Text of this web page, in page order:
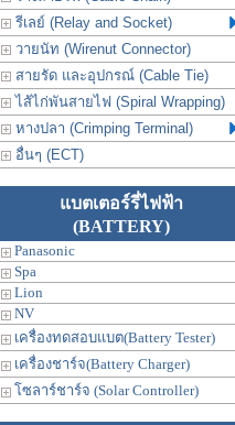
รีเลย์ (Relay and Socket)
วายนัท (Wirenut Connector)
สายรัด และอุปกรณ์ (Cable Tie)
ไส้ไก่พันสายไฟ (Spiral Wrapping)
หางปลา (Crimping Terminal)
อื่นๆ (ECT)
แบตเตอร์รี่ไฟฟ้า
(BATTERY)
Panasonic
Spa
Lion
NV
เครื่องทดสอบแบต(Battery Tester)
เครื่องชาร์จ(Battery Charger)
โซลาร์ชาร์จ (Solar Controller)